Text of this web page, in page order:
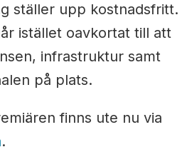
ställer upp kostnadsfritt.
istället oavkortat till att
infrastruktur samt
på plats.
finns ute nu via
.